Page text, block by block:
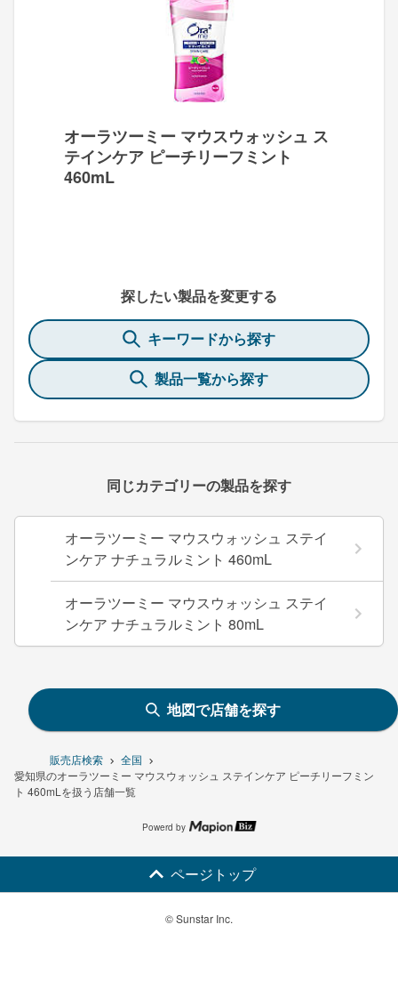
販売店検索
全国
愛知県のオーラツーミー マウスウォッシュ ステインケア ピーチリーフミン
ト 460mLを扱う店舗一覧
オーラツーミー マウスウォッシュ ス
テインケア ピーチリーフミント
460mL
探したい製品を変更する
キーワードから探す
製品一覧から探す
同じカテゴリーの製品を探す
オーラツーミー マウスウォッシュ ステイ
ンケア ナチュラルミント 460mL
オーラツーミー マウスウォッシュ ステイ
ンケア ナチュラルミント 80mL
地図で店舗を探す
Powerd by
ページトップ
© Sunstar Inc.